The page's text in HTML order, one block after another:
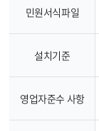
민원서식파일
설치기준
영업자준수 사항